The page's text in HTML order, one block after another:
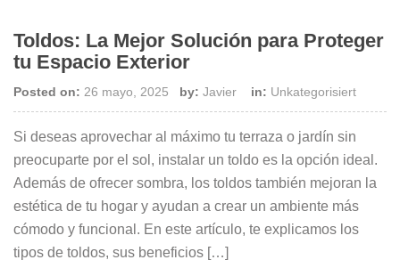
Toldos: La Mejor Solución para Proteger
tu Espacio Exterior
Posted on: 26 mayo, 2025 by: Javier in: Unkategorisiert
Si deseas aprovechar al máximo tu terraza o jardín sin
preocuparte por el sol, instalar un toldo es la opción ideal.
Además de ofrecer sombra, los toldos también mejoran la
estética de tu hogar y ayudan a crear un ambiente más
cómodo y funcional. En este artículo, te explicamos los
tipos de toldos, sus beneficios […]